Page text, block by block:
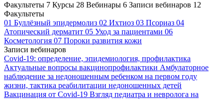
Факультеты 7 Курсы 28 Вебинары 6 Записи вебинаров 12
Факультеты
01 Буллёзный эпидермолиз 02 Ихтиоз 03 Псориаз 04
Атопический дерматит 05 Уход за пациентами 06
Косметология 07 Пороки развития кожи
Записи вебинаров
Covid-19: определение, эпидемиология, профилактика
Актуальные вопросы вакцинопрофилактики Амбулаторное
наблюдение за недоношенным ребенком на первом году
жизни, тактика реабилитации недоношенных детей
Вакцинация от Covid-19 Взгляд педиатра и невролога на